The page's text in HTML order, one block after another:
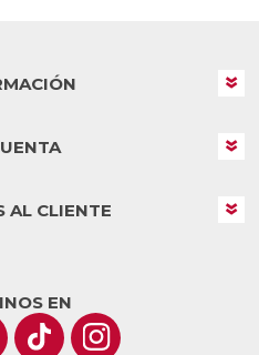
AL CLIENTE
EN